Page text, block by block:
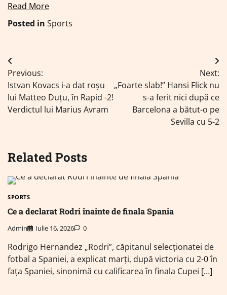
Read More
Posted in Sports
Navigare
în
articole
Previous:
Istvan Kovacs i-a dat roșu
lui Matteo Duțu, în Rapid -2!
Verdictul lui Marius Avram
Next:
„Foarte slab!” Hansi Flick nu
s-a ferit nici după ce
Barcelona a bătut-o pe
Sevilla cu 5-2
Related Posts
SPORTS
Ce a declarat Rodri înainte de finala Spania
Admin Iulie 16, 2026 0
Rodrigo Hernandez „Rodri”, căpitanul selecţionatei de
fotbal a Spaniei, a explicat marţi, după victoria cu 2-0 în
faţa Spaniei, sinonimă cu calificarea în finala Cupei […]